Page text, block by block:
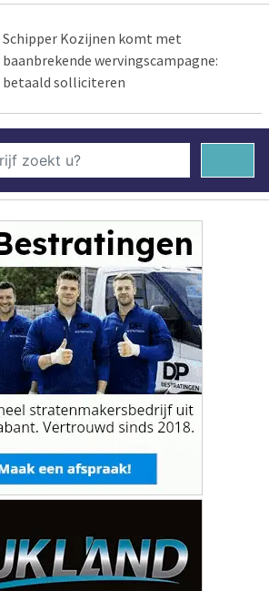
Schipper Kozijnen komt met
baanbrekende wervingscampagne:
betaald solliciteren